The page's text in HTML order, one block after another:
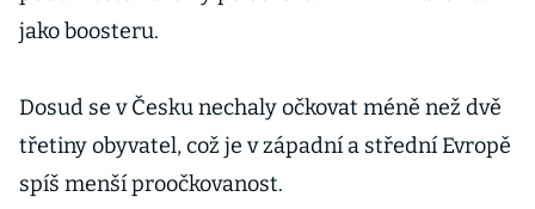
jako boosteru.
Dosud se v Česku nechaly očkovat méně než dvě
třetiny obyvatel, což je v západní a střední Evropě
spíš menší proočkovanost.